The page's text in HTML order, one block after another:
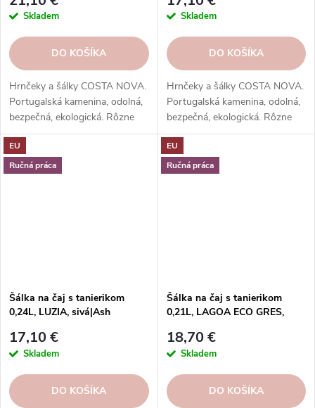
Skladem
DO KOŠÍKA
Hrnčeky a šálky COSTA NOVA.
Portugalská kamenina, odolná,
bezpečná, ekologická. Rôzne
tvary, farby, vzory. Ideálne na
kávu, espresso, cappuccino,
lungo, čaj, kakao a iné.
Skladem
DO KOŠÍKA
Hrnčeky a šálky COSTA NOVA.
Portugalská kamenina, odolná,
bezpečná, ekologická. Rôzne
tvary, farby, vzory. Ideálne na
kávu, espresso, cappuccino,
lungo, čaj, kakao a iné.
EU
Ručná práca
Šálka na čaj s tanierikom
0,24L, LUZIA, sivá|Ash
17,10 €
Skladem
DO KOŠÍKA
EU
Ručná práca
Šálka na čaj s tanierikom
0,21L, LAGOA ECO GRES,
18,70 €
Skladem
DO KOŠÍKA